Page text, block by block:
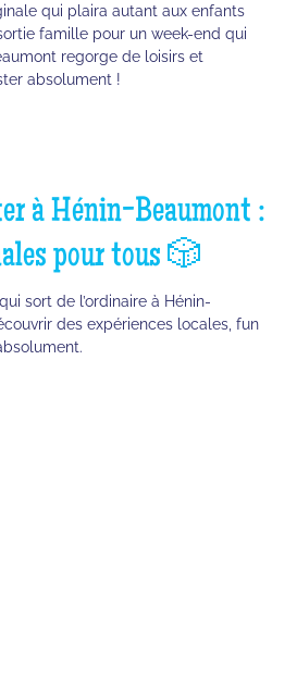
qui plaira autant aux enfants
famille pour un week-end qui
regorge de loisirs et
absolument !
à Hénin-Beaumont :
pour tous 🎲
sort de l’ordinaire à Hénin-
des expériences locales, fun